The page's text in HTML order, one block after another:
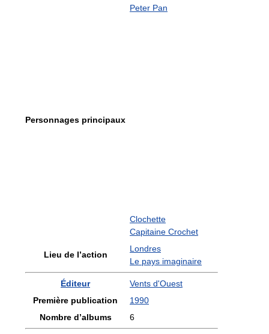
Personnages principaux
Peter Pan
Clochette
Capitaine Crochet
Lieu de l’action
Londres
Le pays imaginaire
Éditeur
Vents d'Ouest
Première publication
1990
Nombre d’albums
6